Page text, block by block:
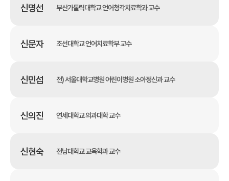
신명선 부산가톨릭대학교 언어청각치료학과 교수
신문자 조선대학교 언어치료학부 교수
신민섭 전) 서울대학교병원 어린이병원 소아정신과 교수
신의진 연세대학교 의과대학 교수
신현숙 전남대학교 교육학과 교수